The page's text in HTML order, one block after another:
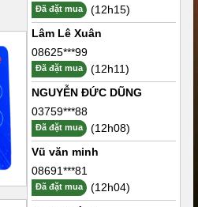
Đã đặt mua
(12h15)
Lâm Lê Xuân
08625***99
Đã đặt mua
(12h11)
NGUYỄN ĐỨC DŨNG
03759***88
Đã đặt mua
(12h08)
Vũ văn minh
08691***81
Đã đặt mua
(12h04)